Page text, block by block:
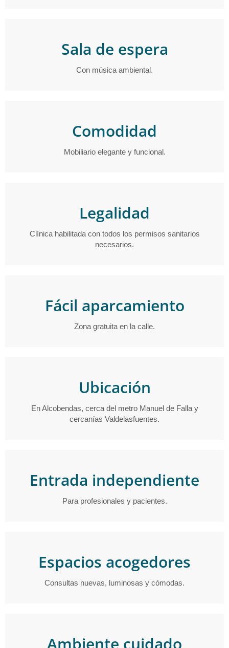
Sala de espera
Con música ambiental.
Comodidad
Mobiliario elegante y funcional.
Legalidad
Clínica habilitada con todos los permisos sanitarios
necesarios.
Fácil aparcamiento
Zona gratuita en la calle.
Ubicación
En Alcobendas, cerca del metro Manuel de Falla y
cercanías Valdelasfuentes.
Entrada independiente
Para profesionales y pacientes.
Espacios acogedores
Consultas nuevas, luminosas y cómodas.